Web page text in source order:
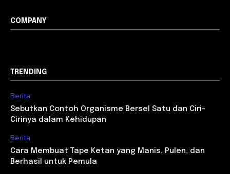
COMPANY
TRENDING
Berita
Sebutkan Contoh Organisme Bersel Satu dan Ciri-
Cirinya dalam Kehidupan
Berita
Cara Membuat Tape Ketan yang Manis, Pulen, dan
Berhasil untuk Pemula